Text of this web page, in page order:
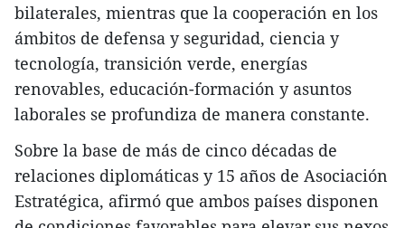
bilaterales, mientras que la cooperación en los
ámbitos de defensa y seguridad, ciencia y
tecnología, transición verde, energías
renovables, educación-formación y asuntos
laborales se profundiza de manera constante.
Sobre la base de más de cinco décadas de
relaciones diplomáticas y 15 años de Asociación
Estratégica, afirmó que ambos países disponen